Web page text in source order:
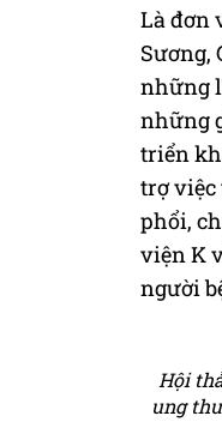
Là đơn
Sương,
những
những
triển
trợ việc
phổi,
viện K
người
Hội
ung